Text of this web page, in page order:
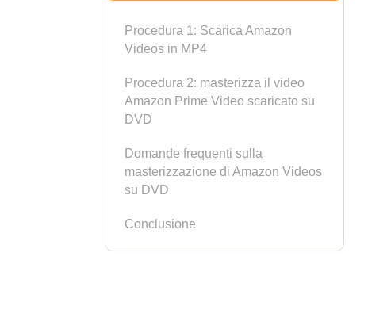
Procedura 1: Scarica Amazon
Videos in MP4
Procedura 2: masterizza il video
Amazon Prime Video scaricato su
DVD
Domande frequenti sulla
masterizzazione di Amazon Videos
su DVD
Conclusione